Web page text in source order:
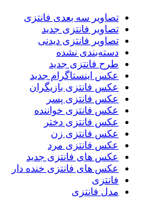
تصاویر سه بعدی فانتزی
تصاویر فانتزی جدید
تصاویر فانتزی دیدنی
دسته‌بندی نشده
طرح فانتزی جدید
عکس اینستاگرام جدید
عکس فانتزی بازیگران
عکس فانتزی پسر
عکس فانتزی خواننده
عکس فانتزی دختر
عکس فانتزی زن
عکس فانتزی مرد
عکس های فانتزی جدید
عکس های فانتزی خنده دار
فانتزی
مدل فانتزی